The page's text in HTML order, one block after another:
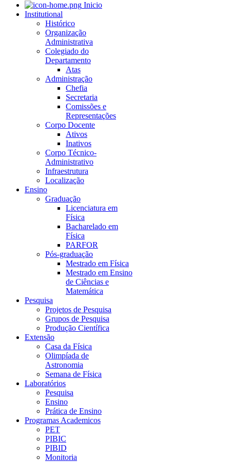
Inicio
Institutional
Histórico
Organização
Administrativa
Colegiado do
Departamento
Atas
Administração
Chefia
Secretaria
Comissões e
Representações
Corpo Docente
Ativos
Inativos
Corpo Técnico-
Administrativo
Infraestrutura
Localização
Ensino
Graduação
Licenciatura em
Física
Bacharelado em
Física
PARFOR
Pós-graduação
Mestrado em Física
Mestrado em Ensino
de Ciências e
Matemática
Pesquisa
Projetos de Pesquisa
Grupos de Pesquisa
Produção Científica
Extensão
Casa da Física
Olimpíada de
Astronomia
Semana de Física
Laboratórios
Pesquisa
Ensino
Prática de Ensino
Programas Academicos
PET
PIBIC
PIBID
Monitoria